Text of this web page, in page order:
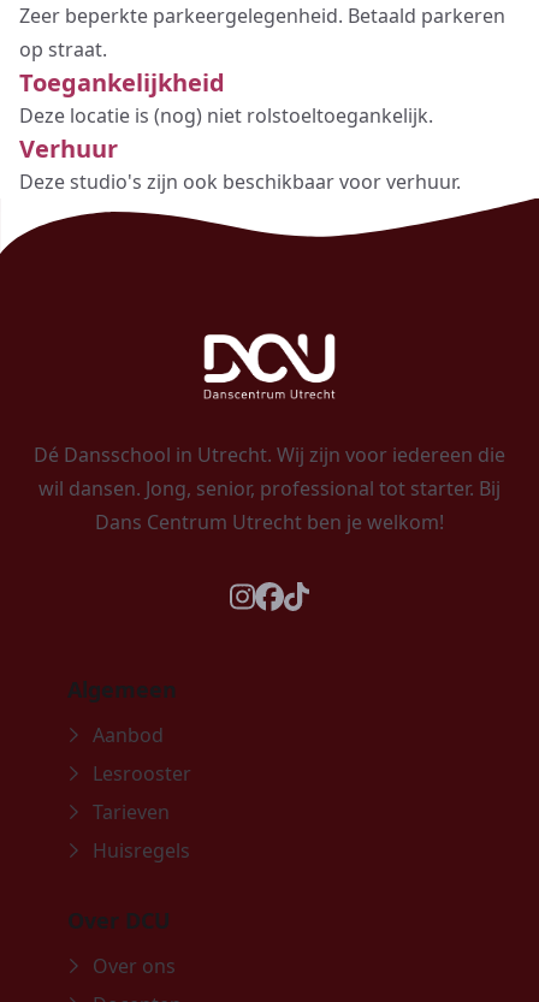
Zeer beperkte parkeergelegenheid. Betaald parkeren
op straat.
Toegankelijkheid
Deze locatie is (nog) niet rolstoeltoegankelijk.
Verhuur
Deze studio's zijn ook beschikbaar voorverhuur.
Dé Dansschool in Utrecht. Wij zijn voor iedereen die
wil dansen. Jong, senior, professional tot starter. Bij
Dans Centrum Utrecht ben je welkom!
instagram
facebook
tiktok
Algemeen
Aanbod
Lesrooster
Tarieven
Huisregels
Over DCU
Over ons